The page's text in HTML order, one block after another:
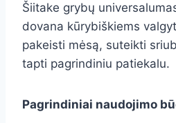
Šiitake grybų
dovana kūrybiškiems
pakeisti mėsą, suteikti
tapti pagrindiniu patiekalu.
Pagrindiniai naudojimo